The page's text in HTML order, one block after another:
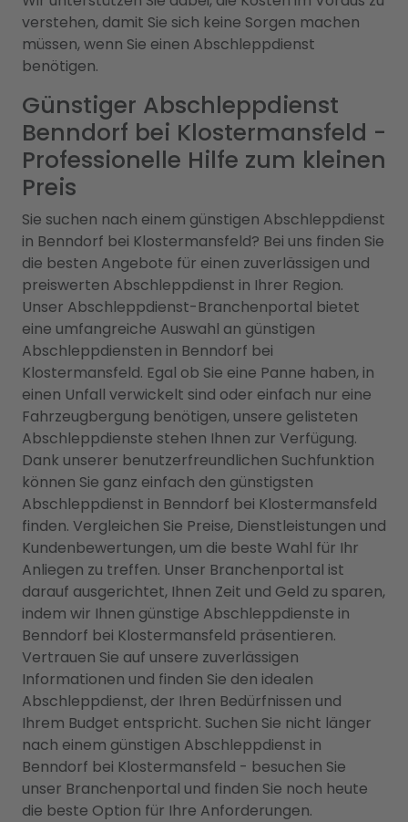
verstehen, damit Sie sich keine Sorgen machen
müssen, wenn Sie einen Abschleppdienst
benötigen.
Günstiger Abschleppdienst
Benndorf bei Klostermansfeld -
Professionelle Hilfe zum kleinen
Preis
Sie suchen nach einem günstigen Abschleppdienst
in Benndorf bei Klostermansfeld? Bei uns finden Sie
die besten Angebote für einen zuverlässigen und
preiswerten Abschleppdienst in Ihrer Region.
Unser Abschleppdienst-Branchenportal bietet
eine umfangreiche Auswahl an günstigen
Abschleppdiensten in Benndorf bei
Klostermansfeld. Egal ob Sie eine Panne haben, in
einen Unfall verwickelt sind oder einfach nur eine
Fahrzeugbergung benötigen, unsere gelisteten
Abschleppdienste stehen Ihnen zur Verfügung.
Dank unserer benutzerfreundlichen Suchfunktion
können Sie ganz einfach den günstigsten
Abschleppdienst in Benndorf bei Klostermansfeld
finden. Vergleichen Sie Preise, Dienstleistungen und
Kundenbewertungen, um die beste Wahl für Ihr
Anliegen zu treffen. Unser Branchenportal ist
darauf ausgerichtet, Ihnen Zeit und Geld zu sparen,
indem wir Ihnen günstige Abschleppdienste in
Benndorf bei Klostermansfeld präsentieren.
Vertrauen Sie auf unsere zuverlässigen
Informationen und finden Sie den idealen
Abschleppdienst, der Ihren Bedürfnissen und
Ihrem Budget entspricht. Suchen Sie nicht länger
nach einem günstigen Abschleppdienst in
Benndorf bei Klostermansfeld - besuchen Sie
unser Branchenportal und finden Sie noch heute
die beste Option für Ihre Anforderungen.